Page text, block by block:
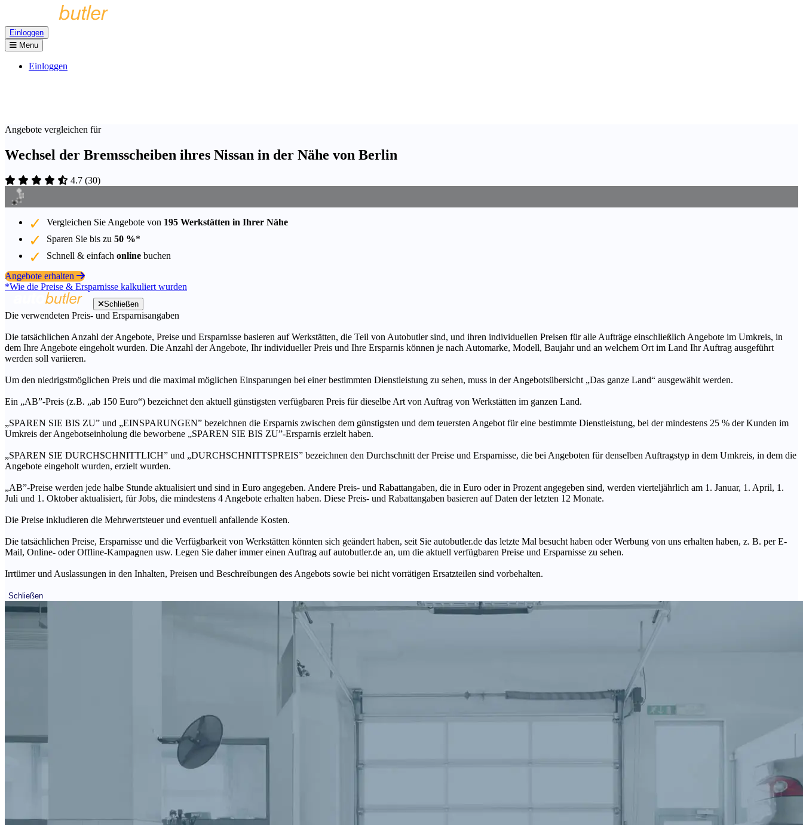
Einloggen
Menu
Einloggen
Angebote vergleichen für
Wechsel der Bremsscheiben ihres Nissan in der Nähe von Berlin
4.7 (30)
Vergleichen Sie Angebote von 195 Werkstätten in Ihrer Nähe
Sparen Sie bis zu 50 %*
Schnell & einfach online buchen
Angebote erhalten
*Wie die Preise & Ersparnisse kalkuliert wurden
Schließen
Die verwendeten Preis- und Ersparnisangaben
Die tatsächlichen Anzahl der Angebote, Preise und Ersparnisse basieren auf Werkstätten, die Teil von Autobutler sind, und ihren individuellen Preisen für alle Aufträge einschließlich Angebote im Umkreis, in
dem Ihre Angebote eingeholt wurden. Die Anzahl der Angebote, Ihr individueller Preis und Ihre Ersparnis können je nach Automarke, Modell, Baujahr und an welchem Ort im Land Ihr Auftrag ausgeführt
werden soll variieren.
Um den niedrigstmöglichen Preis und die maximal möglichen Einsparungen bei einer bestimmten Dienstleistung zu sehen, muss in der Angebotsübersicht „Das ganze Land“ ausgewählt werden.
Ein „AB”-Preis (z.B. „ab 150 Euro“) bezeichnet den aktuell günstigsten verfügbaren Preis für dieselbe Art von Auftrag von Werkstätten im ganzen Land.
„SPAREN SIE BIS ZU” und „EINSPARUNGEN” bezeichnen die Ersparnis zwischen dem günstigsten und dem teuersten Angebot für eine bestimmte Dienstleistung, bei der mindestens 25 % der Kunden im
Umkreis der Angebotseinholung die beworbene „SPAREN SIE BIS ZU”-Ersparnis erzielt haben.
„SPAREN SIE DURCHSCHNITTLICH” und „DURCHSCHNITTSPREIS” bezeichnen den Durchschnitt der Preise und Ersparnisse, die bei Angeboten für denselben Auftragstyp in dem Umkreis, in dem die
Angebote eingeholt wurden, erzielt wurden.
„AB”-Preise werden jede halbe Stunde aktualisiert und sind in Euro angegeben. Andere Preis- und Rabattangaben, die in Euro oder in Prozent angegeben sind, werden vierteljährlich am 1. Januar, 1. April, 1.
Juli und 1. Oktober aktualisiert, für Jobs, die mindestens 4 Angebote erhalten haben. Diese Preis- und Rabattangaben basieren auf Daten der letzten 12 Monate.
Die Preise inkludieren die Mehrwertsteuer und eventuell anfallende Kosten.
Die tatsächlichen Preise, Ersparnisse und die Verfügbarkeit von Werkstätten könnten sich geändert haben, seit Sie autobutler.de das letzte Mal besucht haben oder Werbung von uns erhalten haben, z. B. per E-
Mail, Online- oder Offline-Kampagnen usw. Legen Sie daher immer einen Auftrag auf autobutler.de an, um die aktuell verfügbaren Preise und Ersparnisse zu sehen.
Irrtümer und Auslassungen in den Inhalten, Preisen und Beschreibungen des Angebots sowie bei nicht vorrätigen Ersatzteilen sind vorbehalten.
Schließen